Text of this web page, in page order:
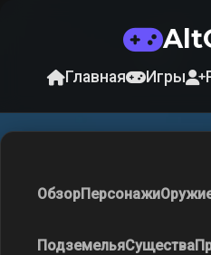
Главная Игры
ОбзорПерсонажи
ПодземельяСущества